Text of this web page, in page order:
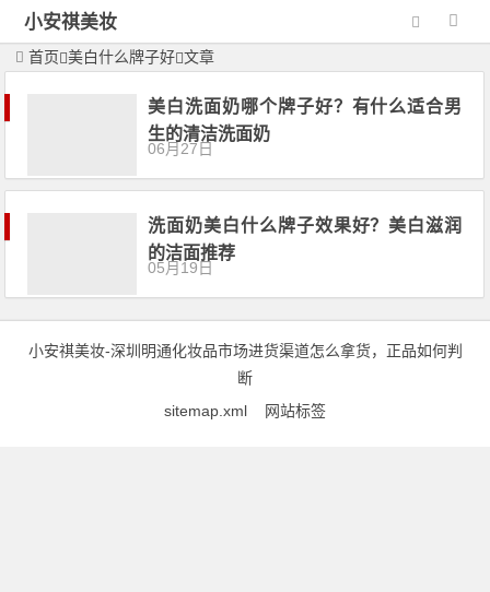
小安祺美妆
首页 美白什么牌子好 文章
美白洗面奶哪个牌子好？有什么适合男
生的清洁洗面奶
06月27日
洗面奶美白什么牌子效果好？美白滋润
的洁面推荐
05月19日
小安祺美妆-深圳明通化妆品市场进货渠道怎么拿货，正品如何判
断
sitemap.xml
网站标签